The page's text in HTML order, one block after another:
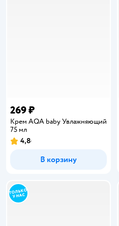
269 ₽
Крем AQA baby Увлажняющий
75 мл
Рейтинг:
4,8
В корзину